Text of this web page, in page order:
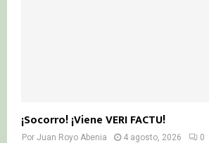
¡Socorro! ¡Viene VERI FACTU!
Por Juan Royo Abenia 4 agosto, 2026 0